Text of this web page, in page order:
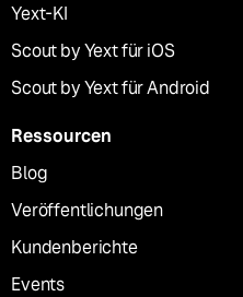
Yext-KI
Scout by Yext für iOS
Scout by Yext für Android
Ressourcen
Blog
Veröffentlichungen
Kundenberichte
Events